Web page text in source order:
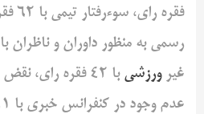
غیرورزشی
با ۴۲ فقره رای،